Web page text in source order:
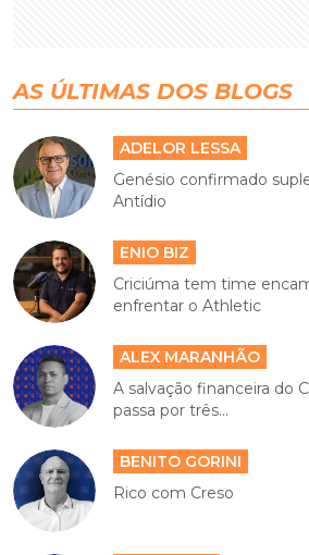
AS ÚLTIMAS DOS BLOGS
ADELOR LESSA
Genésio confirmado
Antídio
ENIO BIZ
Criciúma tem time
enfrentar o Athletic
ALEX MARANHÃO
A salvação financeira do
passa por três...
BENITO GORINI
Rico com Creso